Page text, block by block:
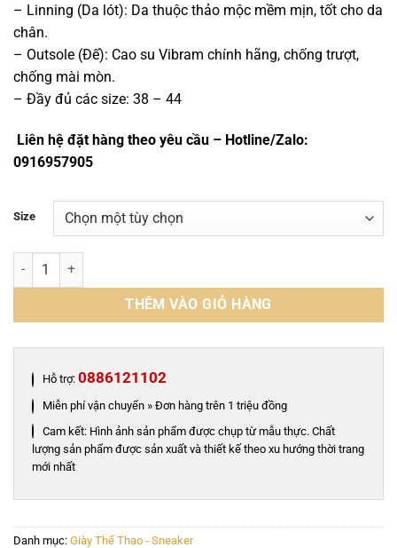
– Linning (Da lót): Da thuộc thảo mộc mềm mịn, tốt cho da
chân.
– Outsole (Đế): Cao su Vibram chính hãng, chống trượt,
chống mài mòn.
– Đầy đủ các size: 38 – 44
Liên hệ đặt hàng theo yêu cầu – Hotline/Zalo:
0916957905
Size
Giày Sneaker Retro - OSR015B số lượng
THÊM VÀO GIỎ HÀNG
Hỗ trợ: 0886121102
Miễn phí vận chuyển » Đơn hàng trên 1 triệu đồng
Cam kết: Hình ảnh sản phẩm được chụp từ mẫu thực. Chất
lượng sản phẩm được sản xuất và thiết kế theo xu hướng thời trang
mới nhất
Danh mục: Giày Thể Thao - Sneaker